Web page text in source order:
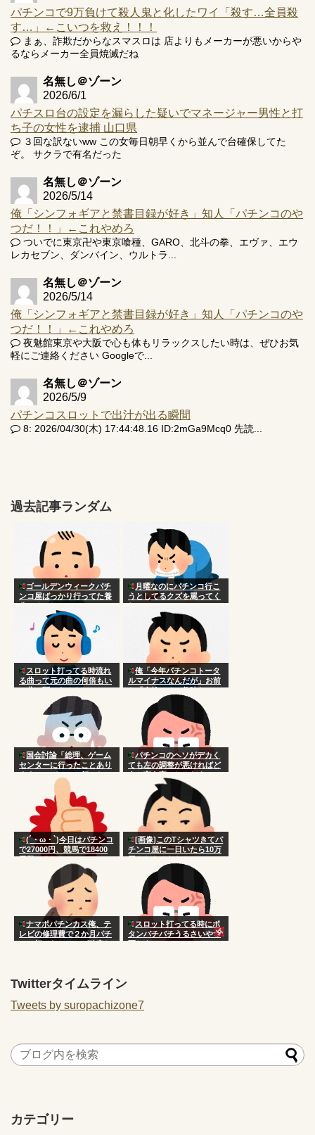
Powered by livedoor 相互RSS
パチンコで9万負けて殺人鬼と化したワイ「殺す…全員殺
す…」←こいつを救え！！！
まぁ、詐欺だからなスマスロは 店よりもメーカーが悪いからや
るならメーカー全員焼滅だね
名無し＠ゾーン
2026/6/1
パチスロ台の設定を漏らした疑いでマネージャー男性と打
ち子の女性を逮捕 山口県
３回な訳ないww この女毎日朝早くから並んで台確保してた
ぞ。 サクラで有名だった
名無し＠ゾーン
2026/5/14
俺「シンフォギアと禁書目録が好き」知人「パチンコのや
つだ！！」←これやめろ
ついでに東京卍や東京喰種、GARO、北斗の拳、エヴァ、エウ
レカセブン、ダンバイン、ウルトラ...
名無し＠ゾーン
2026/5/14
俺「シンフォギアと禁書目録が好き」知人「パチンコのや
つだ！！」←これやめろ
夜魅館東京や大阪で心も体もリラックスしたい時は、ぜひお気
軽にご連絡ください Googleで...
名無し＠ゾーン
2026/5/9
パチンコスロットで出汁が出る瞬間
8: 2026/04/30(木) 17:44:48.16 ID:2mGa9Mcq0 先読...
過去記事ランダム
ゴールデンウィークパチ
ンコ屋ばっかり行ってた養
分いるでしょ
月曜なのにパチンコ行こ
うとしてるクズを罵ってく
れ
スロット打ってる時流れ
る曲って元の曲の何倍もい
い曲に聞こえるよね
俺「今年パチンコトータ
ルマイナスなんだが」お前
ら「金捨てるの趣味な
国会討論「総理、ゲーム
センターに行ったことあり
ますか？パチンコ行ったこ
とありますか？」
パチンコのヘソがデカく
ても左の調整が悪ければど
うと言う事はねんだよ
(´・ω・`)今日はパチンコ
で27000円、競馬で18400
円勝ちました
[画像]このTシャツきてパ
チンコ屋に一日いたら10万
円もらえるならやるか？
ナマポパチンカス俺、テ
レビの修理費で２か月パチ
ンコ打てないことが確定し
スロット打ってる時にボ
タンバチバチうるさいやつ
死ねよ
Twitterタイムライン
Tweets by suropachizone7
カテゴリー